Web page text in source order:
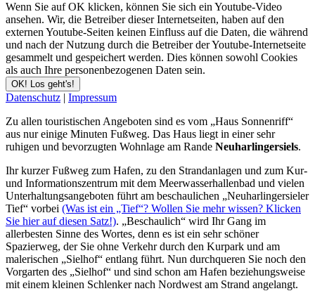
Wenn Sie auf OK klicken, können Sie sich ein Youtube-Video
ansehen. Wir, die Betreiber dieser Internetseiten, haben auf den
externen Youtube-Seiten keinen Einfluss auf die Daten, die während
und nach der Nutzung durch die Betreiber der Youtube-Internetseite
gesammelt und gespeichert werden. Dies können sowohl Cookies
als auch Ihre personenbezogenen Daten sein.
OK! Los geht's!
Datenschutz | Impressum
Zu allen touristischen Angeboten sind es vom „Haus Sonnenriff“
aus nur einige Minuten Fußweg. Das Haus liegt in einer sehr
ruhigen und bevorzugten Wohnlage am Rande Neuharlingersiels.
Ihr kurzer Fußweg zum Hafen, zu den Strandanlagen und zum Kur-
und Informationszentrum mit dem Meerwasserhallenbad und vielen
Unterhaltungsangeboten führt am beschaulichen „Neuharlingersieler
Tief“ vorbei (Was ist ein „Tief“? Wollen Sie mehr wissen? Klicken
Sie hier auf diesen Satz!). „Beschaulich“ wird Ihr Gang im
allerbesten Sinne des Wortes, denn es ist ein sehr schöner
Spazierweg, der Sie ohne Verkehr durch den Kurpark und am
malerischen „Sielhof“ entlang führt. Nun durchqueren Sie noch den
Vorgarten des „Sielhof“ und sind schon am Hafen beziehungsweise
mit einem kleinen Schlenker nach Nordwest am Strand angelangt.